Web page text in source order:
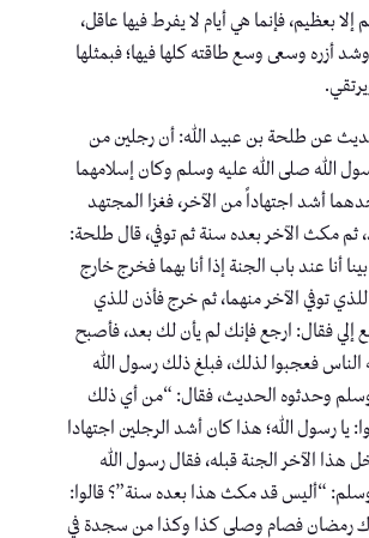
إلا بعظيم، فإنما هي أيام لا يفرط فيها عاقل،
أزره وسعى وسع طاقته كلها فيها؛ فبمثلها
عن طلحة بن عبيد الله: أن رجلين من
الله صلى الله عليه وسلم وكان إسلامهما
أشد اجتهاداً من الآخر، فغزا المجتهد
ثم مكث الآخر بعده سنة ثم توفي، قال طلحة:
أنا عند باب الجنة إذا أنا بهما فخرج خارج
توفي الآخر منهما، ثم خرج فأذن للذي
إلي فقال: ارجع فإنك لم يأن لك بعد، فأصبح
فعجبوا لذلك، فبلغ ذلك رسول الله
وسلم وحدثوه الحديث، فقال: “من أي ذلك
يا رسول الله؛ هذا كان أشد الرجلين اجتهادا
هذا الآخر الجنة قبله، فقال رسول الله
“أليس قد مكث هذا بعده سنة”؟ قالوا:
رمضان فصام وصلى كذا وكذا من سجدة في